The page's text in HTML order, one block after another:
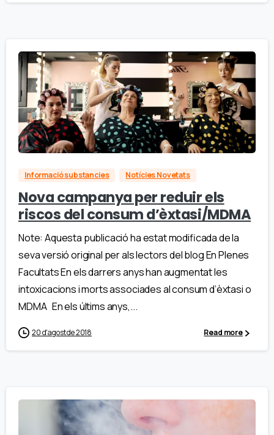
Informació substancies Notícies Novetats
Nova campanya per reduir els
riscos del consum d’èxtasi/MDMA
Note: Aquesta publicació ha estat modificada de la
seva versió original per als lectors del blog En Plenes
Facultats En els darrers anys han augmentat les
intoxicacions i morts associades al consum d’èxtasi o
MDMA En els últims anys,...
20 d'agost de 2018 Read more